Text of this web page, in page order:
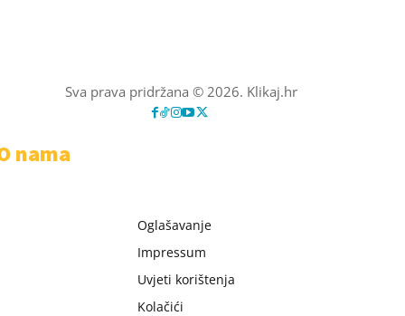
Sva prava pridržana © 2026. Klikaj.hr
nama
Oglašavanje
Impressum
Uvjeti korištenja
Kolačići